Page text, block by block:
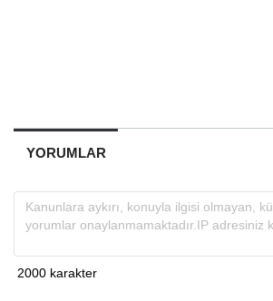
YORUMLAR